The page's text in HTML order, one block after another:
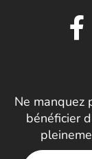
Ne manquez
bénéficier